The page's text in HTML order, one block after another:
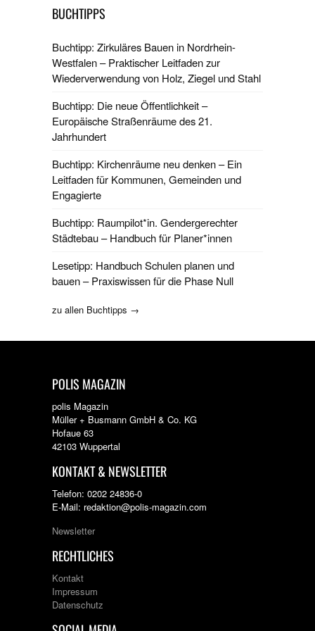
BUCHTIPPS
Buchtipp: Zirkuläres Bauen in Nordrhein-
Westfalen – Praktischer Leitfaden zur
Wiederverwendung von Holz, Ziegel und Stahl
Buchtipp: Die neue Öffentlichkeit –
Europäische Straßenräume des 21.
Jahrhundert
Buchtipp: Kirchenräume neu denken – Ein
Leitfaden für Kommunen, Gemeinden und
Engagierte
Buchtipp: Raumpilot*in. Gendergerechter
Städtebau – Handbuch für Planer*innen
Lesetipp: Handbuch Schulen planen und
bauen – Praxiswissen für die Phase Null
zu allen Buchtipps →
POLIS MAGAZIN
polis Magazin
Müller + Busmann GmbH & Co. KG
Hofaue 63
42103 Wuppertal
KONTAKT & NEWSLETTER
Telefon: 0202 24836-0
E-Mail: redaktion@polis-magazin.com
Newsletter
RECHTLICHES
Kontakt
Impressum
Datenschutz